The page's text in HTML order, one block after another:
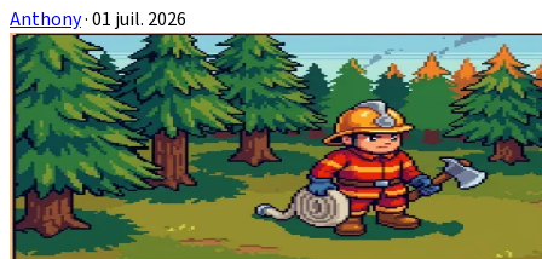
Anthony·01 juil. 2026